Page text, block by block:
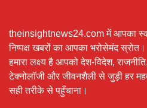
theinsightnews24.com में आपका
निष्पक्ष खबरों का आपका भरोसेमंद स्रोत।
हमारा लक्ष्य है आपको देश-विदेश,
टेक्नोलॉजी और जीवनशैली से जुड़ी हर
सही तरीके से पहुँचाना।